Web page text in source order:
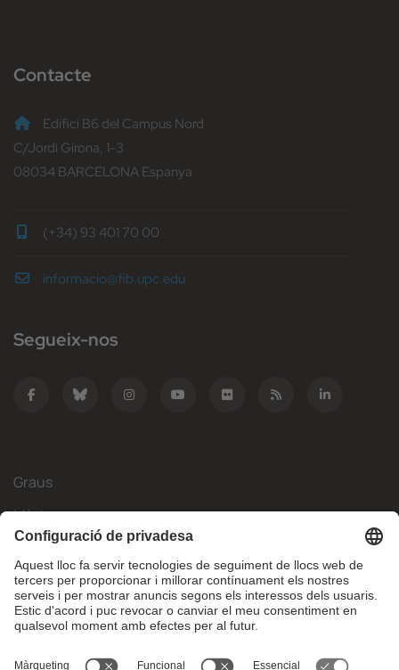
Contacte
Edifici B6 del Campus Nord
C/Jordi Girona, 1-3
08034 BARCELONA Espanya
(+34) 93 401 70 00
informacio@fib.upc.edu
Segueix-nos
Graus
Màsters
Mobilitat Internacional
Recerca
Empresa